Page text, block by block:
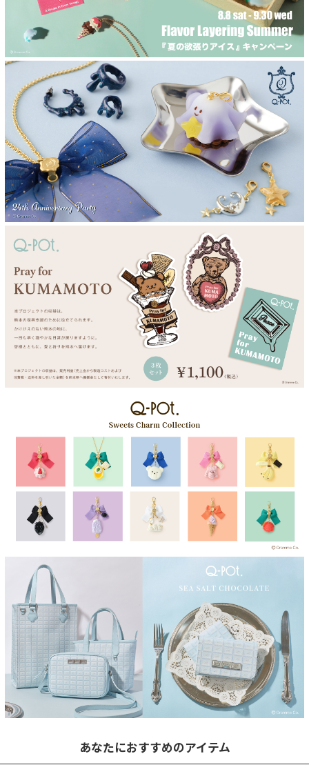
あなたにおすすめのアイテム